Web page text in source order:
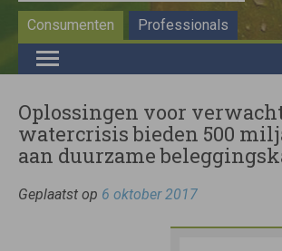
Consumenten Professionals
Oplossingen voor
watercrisis bieden 500
aan duurzame
Geplaatst op 6 oktober 2017